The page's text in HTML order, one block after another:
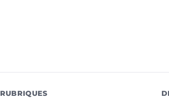
RUBRIQUES